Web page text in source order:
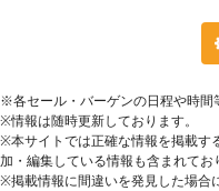
※各セール・バーゲンの日程や時間
※情報は随時更新しております。
※本サイトでは正確な情報を掲載す
加・編集している情報も含まれて
※掲載情報に間違いを発見した場合